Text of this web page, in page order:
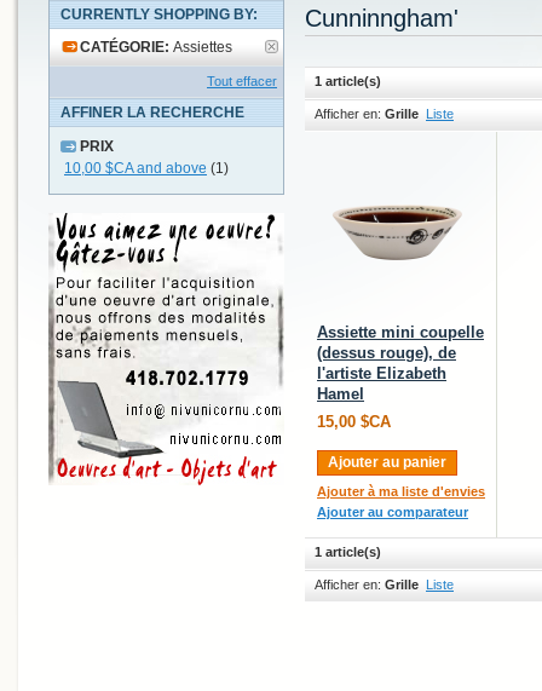
Cunninngham'
1 article(s)
Afficher en: Grille Liste
Assiette mini coupelle
(dessus rouge), de
l'artiste Elizabeth
Hamel
15,00 $CA
Ajouter au panier
Ajouter à ma liste d'envies
Ajouter au comparateur
1 article(s)
Afficher en: Grille Liste
CURRENTLY SHOPPING BY:
CATÉGORIE: Assiettes
Tout effacer
AFFINER LA RECHERCHE
PRIX
10,00 $CAand above (1)